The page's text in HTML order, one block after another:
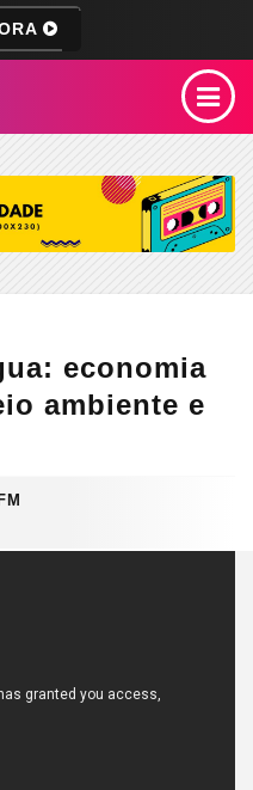
economia
ambiente e